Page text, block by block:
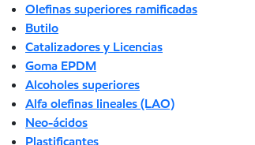
Olefinas superiores ramificadas
Butilo
Catalizadores y Licencias
Goma EPDM
Alcoholes superiores
Alfa olefinas lineales (LAO)
Neo-ácidos
Plastificantes